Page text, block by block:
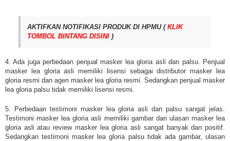
AKTIFKAN NOTIFIKASI PRODUK DI HPMU (KLIK
TOMBOL BINTANG DISINI )
4. Ada juga perbedaan penjual masker lea gloria asli dan palsu. Penjual
masker lea gloria asli memiliki lisensi sebagai distributor masker lea
gloria resmi dan agen masker lea gloria resmi. Sedangkan penjual masker
lea gloria palsu tidak memiliki lisensi resmi.
5. Perbedaan testimoni masker lea gloria asli dan palsu sangat jelas.
Testimoni masker lea gloria asli memiliki gambar dan ulasan masker lea
gloria asli atau review masker lea gloria asli sangat banyak dan positif.
Sedangkan testimoni masker lea gloria palsu tidak ada gambar, ulasan